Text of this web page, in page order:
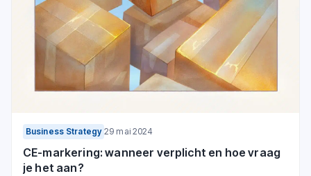
Business Strategy 29 mai 2024
CE-markering: wanneer verplicht en hoe vraag
je het aan?